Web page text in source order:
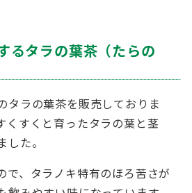
るタラの葉茶（たらの
タラの葉茶を販売しておりま
くすくと育ったタラの葉と茎
た。
で、タラノキ特有のほろ苦さが